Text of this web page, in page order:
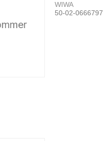
WIWA
50-02-0666797